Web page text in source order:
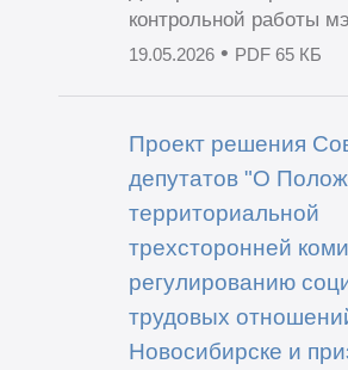
контрольной работы
19.05.2026• PDF 65 КБ
Проект решения
депутатов "О
территориальной
трехсторонней
регулированию
трудовых
Новосибирске и